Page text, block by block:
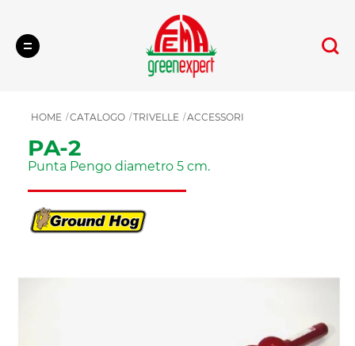
Cerca
HOME CATALOGO TRIVELLE ACCESSORI
PA-2
Punta Pengo diametro 5 cm.